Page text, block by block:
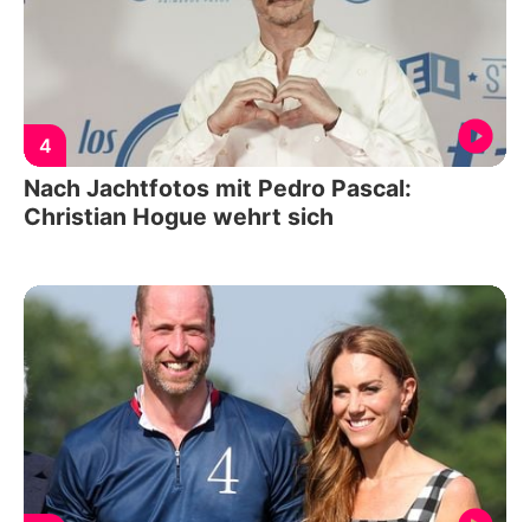
4
Nach Jachtfotos mit Pedro Pascal:
Christian Hogue wehrt sich